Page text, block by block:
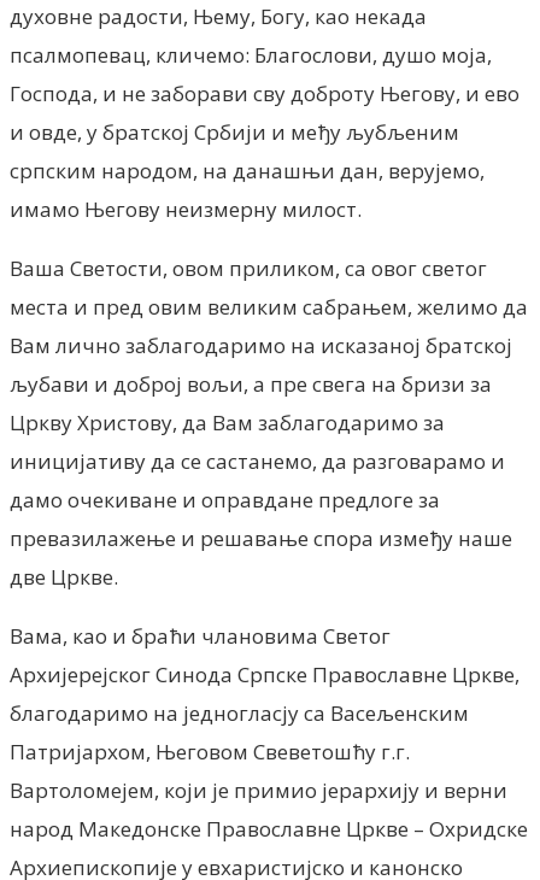
духовне радости, Њему, Богу, као некада
псалмопевац, кличемо: Благослови, душо моја,
Господа, и не заборави сву доброту Његову, и ево
и овде, у братској Србији и међу љубљеним
српским народом, на данашњи дан, верујемо,
имамо Његову неизмерну милост.
Ваша Светости, овом приликом, са овог светог
места и пред овим великим сабрањем, желимо да
Вам лично заблагодаримо на исказаној братској
љубави и доброј вољи, а пре свега на бризи за
Цркву Христову, да Вам заблагодаримо за
иницијативу да се састанемо, да разговарамо и
дамо очекиване и оправдане предлоге за
превазилажење и решавање спора између наше
две Цркве.
Вама, као и браћи члановима Светог
Архијерејског Синода Српске Православне Цркве,
благодаримо на једногласју са Васељенским
Патријархом, Његовом Свеветошћу г.г.
Вартоломејем, који је примио јерархију и верни
народ Македонске Православне Цркве – Охридске
Архиепископије у евхаристијско и канонско